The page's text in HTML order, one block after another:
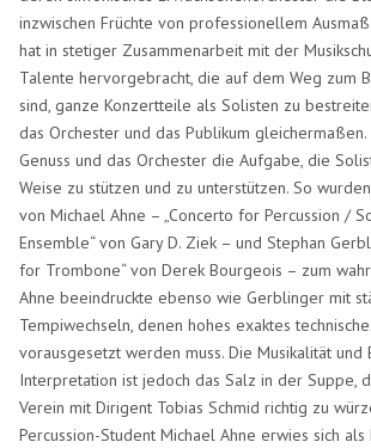
inzwischen Früchte von professionellem
hat in stetiger Zusammenarbeit mit der
Talente hervorgebracht, die auf dem Weg zum
sind, ganze Konzertteile als Solisten zu
das Orchester und das Publikum
Genuss und das Orchester die Aufgabe, die
Weise zu stützen und zu unterstützen. So
von Michael Ahne – „Concerto for Percussion /
Ensemble“ von Gary D. Ziek – und Stephan
for Trombone“ von Derek Bourgeois – zum
Ahne beeindruckte ebenso wie Gerblinger mit
Tempiwechseln, denen hohes exaktes
vorausgesetzt werden muss. Die Musikalität und
Interpretation ist jedoch das Salz in der Suppe,
Verein mit Dirigent Tobias Schmid richtig zu
Percussion-Student Michael Ahne erwies sich